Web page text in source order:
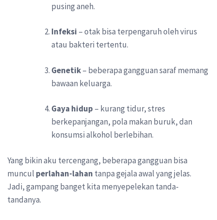
pusing aneh.
Infeksi – otak bisa terpengaruh oleh virus
atau bakteri tertentu.
Genetik– beberapa gangguan saraf memang
bawaan keluarga.
Gaya hidup – kurang tidur, stres
berkepanjangan, pola makan buruk, dan
konsumsi alkohol berlebihan.
Yang bikin aku tercengang, beberapa gangguan bisa
muncul perlahan-lahan tanpa gejala awal yang jelas.
Jadi, gampang banget kita menyepelekan tanda-
tandanya.